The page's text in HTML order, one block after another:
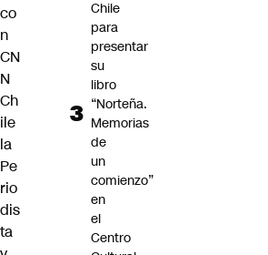
co
n
CN
N
Ch
ile
la
Pe
rio
dis
ta
Chile
para
presentar
su
libro
“Norteña.
Memorias
de
un
comienzo”
en
el
Centro